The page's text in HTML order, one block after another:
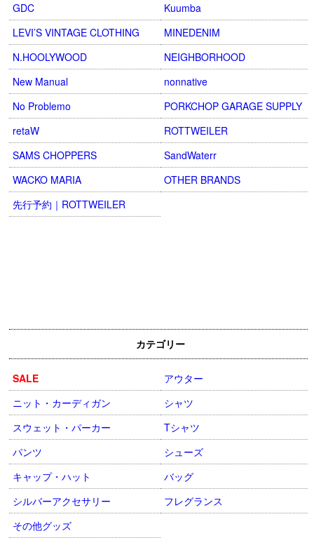
GDC
Kuumba
LEVI’S VINTAGE CLOTHING
MINEDENIM
N.HOOLYWOOD
NEIGHBORHOOD
New Manual
nonnative
No Problemo
PORKCHOP GARAGE SUPPLY
retaW
ROTTWEILER
SAMS CHOPPERS
SandWaterr
WACKO MARIA
OTHER BRANDS
先行予約｜ROTTWEILER
カテゴリー
SALE
アウター
ニット・カーディガン
シャツ
スウェット・パーカー
Tシャツ
パンツ
シューズ
キャップ・ハット
バッグ
シルバーアクセサリー
フレグランス
その他グッズ